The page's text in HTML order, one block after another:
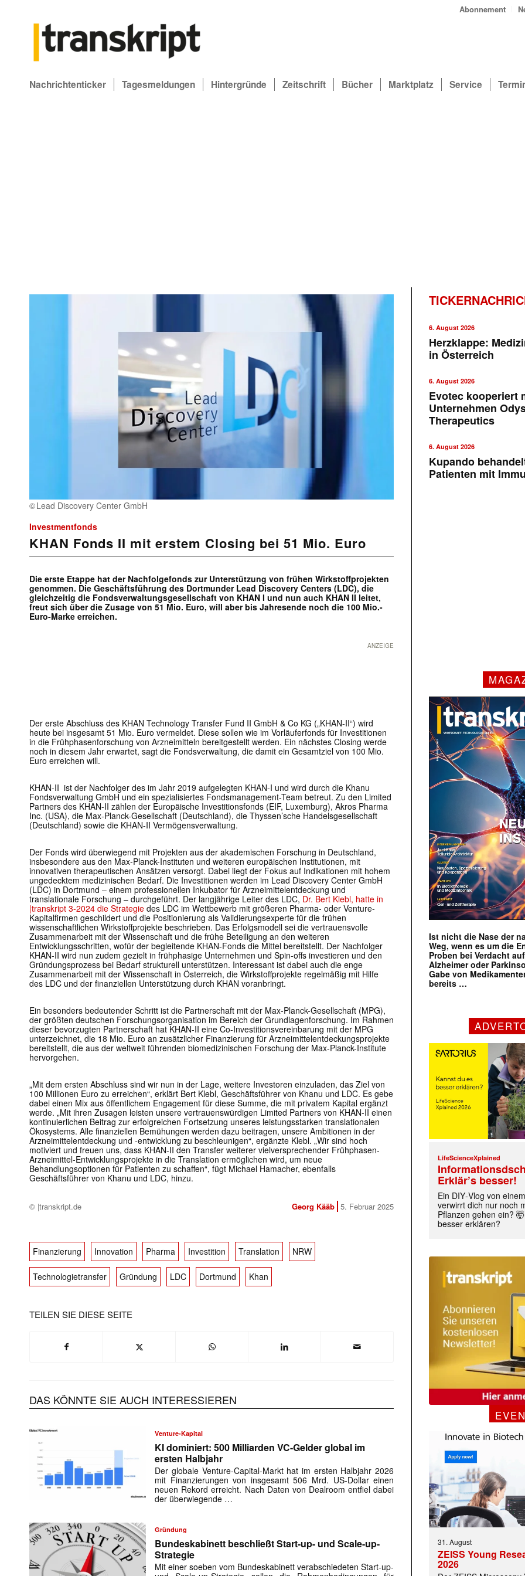
Mit dem |transkript-Newsletter jede Woche aktuell
Mail
(erforderlich)
Abonnement
Nachrichtenticker Tagesmeldungen Hintergründe Zeitschrift Bücher Marktplatz Service
Lead Discovery Center GmbH
Investmentfonds
KHAN Fonds II mit erstem Closing bei 51 Mio. Euro
Die erste Etappe hat der Nachfolgefonds zur Unterstützung von frühen Wirkstoffprojekten
genommen. Die Geschäftsführung des Dortmunder Lead Discovery Centers (LDC), die
gleichzeitig die Fondsverwaltungsgesellschaft von KHAN I und nun auch KHAN II leitet,
freut sich über die Zusage von 51 Mio. Euro, will aber bis Jahresende noch die 100 Mio.-
Euro-Marke erreichen.
ANZEIGE
Der erste Abschluss des KHAN Technology Transfer Fund II GmbH & Co KG („KHAN-II“) wird
heute bei insgesamt 51 Mio. Euro vermeldet. Diese sollen wie im Vorläuferfonds für Investitionen
in die Frühphasenforschung von Arzneimitteln bereitgestellt werden. Ein nächstes Closing werde
noch in diesem Jahr erwartet, sagt die Fondsverwaltung, die damit ein Gesamtziel von 100 Mio.
Euro erreichen will.
KHAN-II ist der Nachfolger des im Jahr 2019 aufgelegten KHAN-I und wird durch die Khanu
Fondsverwaltung GmbH und ein spezialisiertes Fondsmanagement-Team betreut. Zu den Limited
Partners des KHAN-II zählen der Europäische Investitionsfonds (EIF, Luxemburg), Akros Pharma
Inc. (USA), die Max-Planck-Gesellschaft (Deutschland), die Thyssen’sche Handelsgesellschaft
(Deutschland) sowie die KHAN-II Vermögensverwaltung.
Der Fonds wird überwiegend mit Projekten aus der akademischen Forschung in Deutschland,
insbesondere aus den Max-Planck-Instituten und weiteren europäischen Institutionen, mit
innovativen therapeutischen Ansätzen versorgt. Dabei liegt der Fokus auf Indikationen mit hohem
ungedecktem medizinischen Bedarf. Die Investitionen werden im Lead Discovery Center GmbH
(LDC) in Dortmund – einem professionellen Inkubator für Arzneimittelentdeckung und
translationale Forschung – durchgeführt. Der langjährige Leiter des LDC, Dr. Bert Klebl, hatte in
|transkript 3-2024 die Strategie des LDC im Wettbewerb mit größeren Pharma- oder Venture-
Kapitalfirmen geschildert und die Positionierung als Validierungsexperte für die frühen
wissenschaftlichen Wirkstoffprojekte beschrieben. Das Erfolgsmodell sei die vertrauensvolle
Zusammenarbeit mit der Wissenschaft und die frühe Beteiligung an den weiteren
Entwicklungsschritten, wofür der begleitende KHAN-Fonds die Mittel bereitstellt. Der Nachfolger
KHAN-II wird nun zudem gezielt in frühphasige Unternehmen und Spin-offs investieren und den
Gründungsprozess bei Bedarf strukturell unterstützen. Interessant ist dabei auch die enge
Zusammenarbeit mit der Wissenschaft in Österreich, die Wirkstoffprojekte regelmäßig mit Hilfe
des LDC und der finanziellen Unterstützung durch KHAN voranbringt.
Ein besonders bedeutender Schritt ist die Partnerschaft mit der Max-Planck-Gesellschaft (MPG),
der größten deutschen Forschungsorganisation im Bereich der Grundlagenforschung. Im Rahmen
dieser bevorzugten Partnerschaft hat KHAN-II eine Co-Investitionsvereinbarung mit der MPG
unterzeichnet, die 18 Mio. Euro an zusätzlicher Finanzierung für Arzneimittelentdeckungsprojekte
bereitstellt, die aus der weltweit führenden biomedizinischen Forschung der Max-Planck-Institute
hervorgehen.
„Mit dem ersten Abschluss sind wir nun in der Lage, weitere Investoren einzuladen, das Ziel von
100 Millionen Euro zu erreichen“, erklärt Bert Klebl, Geschäftsführer von Khanu und LDC. Es gebe
dabei einen Mix aus öffentlichem Engagement für diese Summe, die mit privatem Kapital ergänzt
werde. „Mit ihren Zusagen leisten unsere vertrauenswürdigen Limited Partners von KHAN-II einen
kontinuierlichen Beitrag zur erfolgreichen Fortsetzung unseres leistungsstarken translationalen
Ökosystems. Alle finanziellen Bemühungen werden dazu beitragen, unsere Ambitionen in der
Arzneimittelentdeckung und -entwicklung zu beschleunigen“, ergänzte Klebl. „Wir sind hoch
motiviert und freuen uns, dass KHAN-II den Transfer weiterer vielversprechender Frühphasen-
Arzneimittel-Entwicklungsprojekte in die Translation ermöglichen wird, um neue
Behandlungsoptionen für Patienten zu schaffen“, fügt Michael Hamacher, ebenfalls
Geschäftsführer von Khanu und LDC, hinzu.
© |transkript.de Georg Kääb 5. Februar 2025
Finanzierung Innovation Pharma Investition Translation NRW
Technologietransfer Gründung LDC Dortmund Khan
TEILEN SIE DIESE SEITE
DAS KÖNNTE SIE AUCH INTERESSIEREN
Venture-Kapital
KI dominiert: 500 Milliarden VC-Gelder global im
ersten Halbjahr
Der globale Venture-Capital-Markt hat im ersten Halbjahr 2026
mit Finanzierungen von insgesamt 506 Mrd. US-Dollar einen
neuen Rekord erreicht. Nach Daten von Dealroom entfiel dabei
der überwiegende …
Gründung
Bundeskabinett beschließt Start-up- und Scale-up-
Strategie
Mit einer soeben vom Bundeskabinett verabschiedeten Start-up-
6. August 2026
Herzklappe:
in Österreich
6. August 2026
Evotec kooperiert
Unternehmen
Therapeutics
6. August 2026
Kupando
Patienten mit
Ist nicht die Nase der
Weg, wenn es um die
Proben bei Verdacht
Alzheimer oder
Gabe von
bereits …
LifeScienceXplained
Erklär’s besser!
Ein DIY‑Vlog von
verwirrt dich nur noch
Pflanzen gehen ein?
besser erklären?
31. August
ZEISS Young
2026